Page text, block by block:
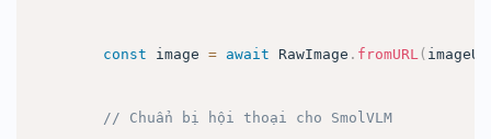
const image = await RawImage . fromURL (
// Chuẩn bị hội thoại cho SmolVLM